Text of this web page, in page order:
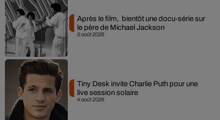
5 août 2026
Après le film, bientôt une docu-série sur
le père de Michael Jackson
4 août 2026
Tiny Desk invite Charlie Puth pour une
live session solaire